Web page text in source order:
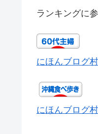
ランキングに
にほんブログ村
にほんブログ村